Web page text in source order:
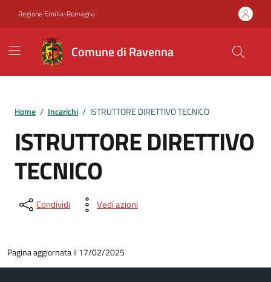
Regione Emilia-Romagna
Comune di Ravenna
Home / Incarichi / ISTRUTTORE DIRETTIVO TECNICO
ISTRUTTORE DIRETTIVO
TECNICO
Condividi Vedi azioni
Pagina aggiornata il 17/02/2025